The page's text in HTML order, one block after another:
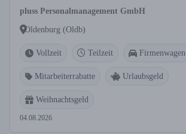
pluss Personalmanagement GmbH
Oldenburg (Oldb)
Vollzeit Teilzeit Firmenwagen
Mitarbeiterrabatte Urlaubsgeld
Weihnachtsgeld
04.08.2026